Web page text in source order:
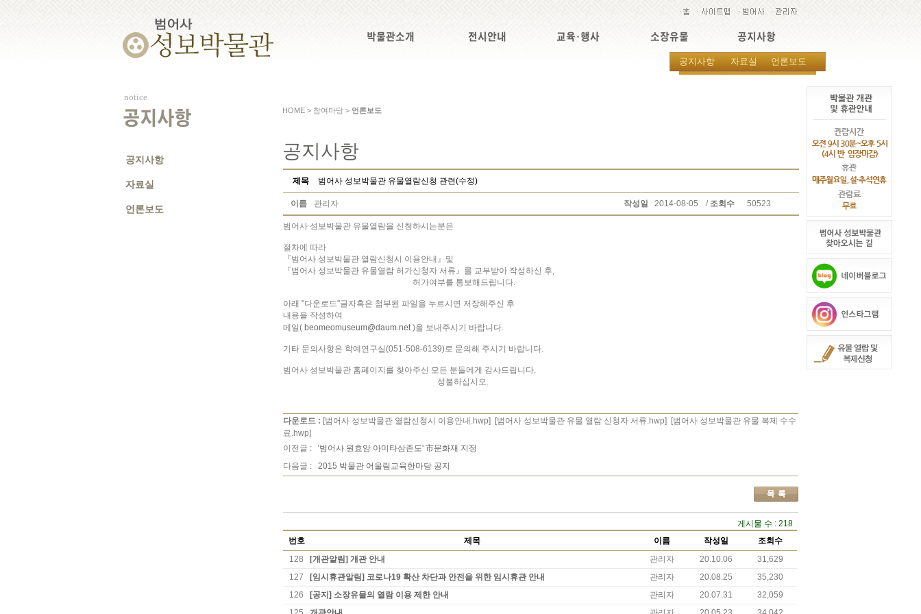
박물관소개 전시안내 교육·행사 소장유물 공지사항
공지사항 자료실 언론보도
notice
공지사항
공지사항
자료실
언론보도
HOME > 참여마당 > 언론보도
공지사항
제목 범어사 성보박물관 유물열람신청 관련(수정)
이름 관리자 작성일 2014-08-05 / 조회수 50523
범어사 성보박물관 유물열람을 신청하시는분은
절차에 따라
『범어사 성보박물관 열람신청시 이용안내』및
『범어사 성보박물관 유물열람 허가신청자 서류』를 교부받아 작성하신 후,
허가여부를 통보해드립니다.
아래 "다운로드"글자혹은 첨부된 파일을 누르시면 저장해주신 후
내용을 작성하여
메일( beomeomuseum@daum.net)을 보내주시기 바랍니다.
기타 문의사항은 학예연구실(051-508-6139)로 문의해 주시기 바랍니다.
범어사 성보박물관 홈페이지를 찾아주신 모든 분들에게 감사드립니다.
성불하십시오.
다운로드 : [범어사 성보박물관 열람신청시 이용안내.hwp] [범어사 성보박물관 유물 열람 신청자 서류.hwp]
[범어사 성보박물관 유물 복제 수수
료.hwp]
이전글 : '범어사 원효암 아미타삼존도' 市문화재 지정
다음글 : 2015 박물관 어울림교육한마당 공지
게시물 수 : 218
번호
제목 이름 작성일
조회수
128
[개관알림] 개관 안내 관리자 20.10.06
31,629
127
[임시휴관알림] 코로나19 확산 차단과 안전을 위한 임시휴관 안내 관리자 20.08.25
35,230
126
[공지] 소장유물의 열람 이용 제한 안내 관리자 20.07.31
32,059